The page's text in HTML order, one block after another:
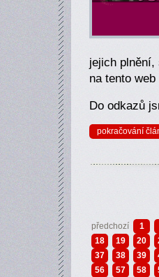
jejich
na tento
Do odkazů
pokračování
předchozí
1
18
19 20
37
38 39
56
57 58